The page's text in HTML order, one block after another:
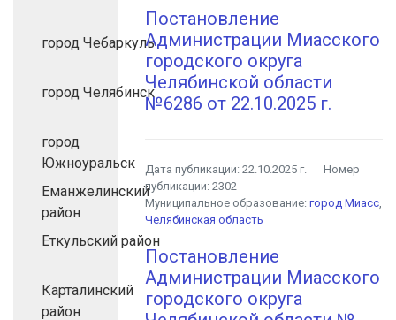
город Чебаркуль
город Челябинск
город
Южноуральск
Еманжелинский
район
Еткульский район
Карталинский
район
Постановление
Администрации Миасского
городского округа
Челябинской области
№6286 от 22.10.2025 г.
Дата публикации:22.10.2025 г.
Номер
публикации:2302
Муниципальное образование:город Миасс,
Челябинская область
Постановление
Администрации Миасского
городского округа